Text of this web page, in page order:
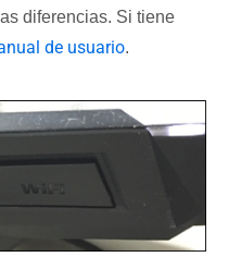
diferencias. Si tiene
de usuario.